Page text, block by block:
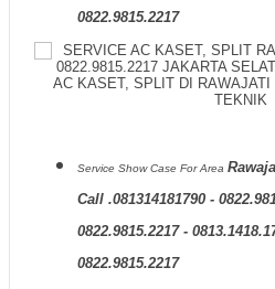
0822.9815.2217
Service Show Case For Area
Call .081314181790 -
0822.9815.2217 -
0822.9815.2217